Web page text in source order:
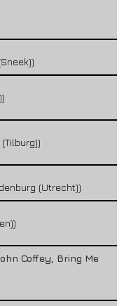
(Utrecht))
Coffey, Bring Me